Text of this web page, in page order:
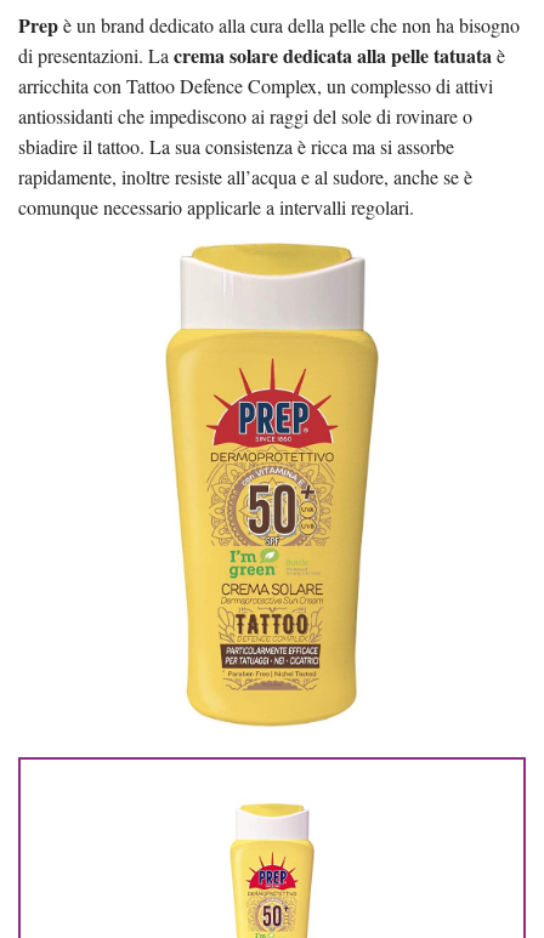
Prepè un brand dedicato alla cura della pelle che non ha bisogno
di presentazioni. La crema solare dedicata alla pelle tatuataè
arricchita con Tattoo Defence Complex, un complesso di attivi
antiossidanti che impediscono ai raggi del sole di rovinare o
sbiadire il tattoo. La sua consistenza è ricca ma si assorbe
rapidamente, inoltre resiste all’acqua e al sudore, anche se è
comunque necessario applicarle a intervalli regolari.